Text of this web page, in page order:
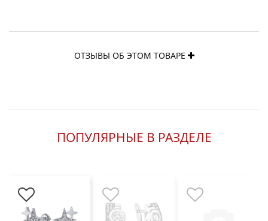
ОТЗЫВЫ ОБ ЭТОМ ТОВАРЕ
ПОПУЛЯРНЫЕ В РАЗДЕЛЕ